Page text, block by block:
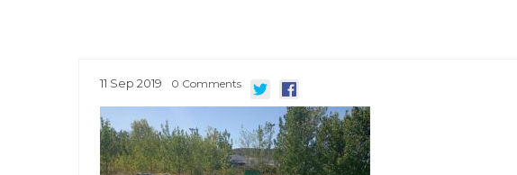
11 Sep 2019 0 Comments